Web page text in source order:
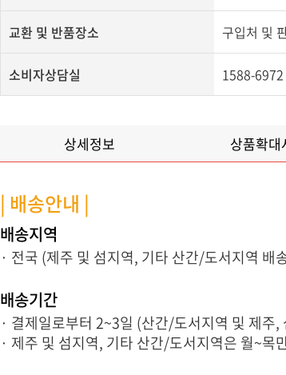
교환 및 반품장소 구입처 및
소비자상담실 1588-6972
상세정보 상품확대
| 배송안내 |
배송지역
· 전국 (제주 및 섬지역, 기타 산간/도서지역 배
배송기간
· 결제일로부터 2~3일 (산간/도서지역 및 제
· 제주 및 섬지역, 기타 산간/도서지역은 월~목